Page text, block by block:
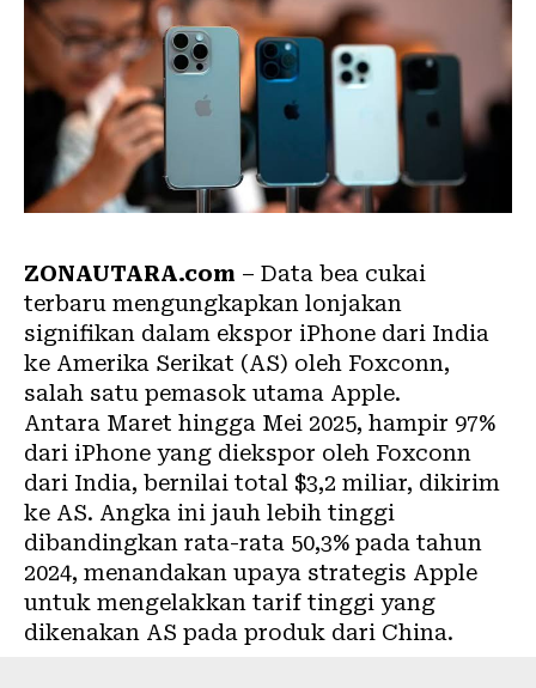
ZONAUTARA.com – Data bea cukai
terbaru mengungkapkan lonjakan
signifikan dalam ekspor iPhone dari India
ke Amerika Serikat (AS) oleh Foxconn,
salah satu pemasok utama Apple.
Antara Maret hingga Mei 2025, hampir 97%
dari iPhone yang diekspor oleh Foxconn
dari India, bernilai total $3,2 miliar, dikirim
ke AS. Angka ini jauh lebih tinggi
dibandingkan rata-rata 50,3% pada tahun
2024, menandakan upaya strategis Apple
untuk mengelakkan tarif tinggi yang
dikenakan AS pada produk dari China.